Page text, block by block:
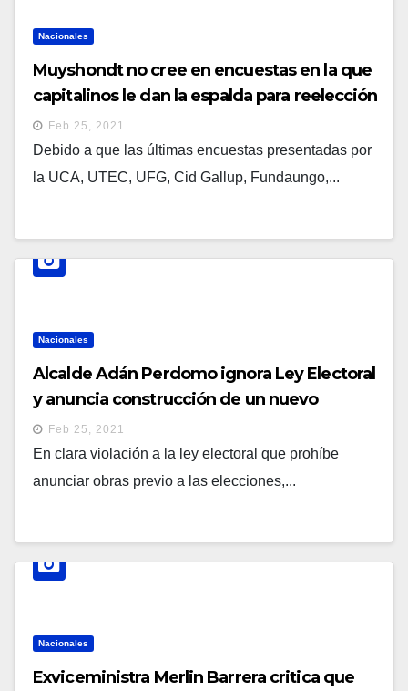
Nacionales
Muyshondt no cree en encuestas en la que
capitalinos le dan la espalda para reelección
Feb 25, 2021
Debido a que las últimas encuestas presentadas por
la UCA, UTEC, UFG, Cid Gallup, Fundaungo,...
Nacionales
Alcalde Adán Perdomo ignora Ley Electoral
y anuncia construcción de un nuevo
cementerio en Ilopango
Feb 25, 2021
En clara violación a la ley electoral que prohíbe
anunciar obras previo a las elecciones,...
Nacionales
Exviceministra Merlin Barrera critica que